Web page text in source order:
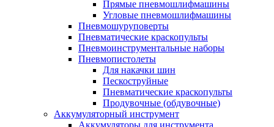
Прямые пневмошлифмашины
Угловые пневмошлифмашины
Пневмошуруповерты
Пневматические краскопульты
Пневмоинструментальные наборы
Пневмопистолеты
Для накачки шин
Пескоструйные
Пневматические краскопульты
Продувочные (обдувочные)
Аккумуляторный инструмент
Аккумуляторы для инструмента